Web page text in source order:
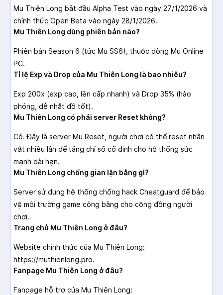
Mu Thiên Long bắt đầu Alpha Test vào ngày 27/1/2026 và
chính thức Open Beta vào ngày 28/1/2026.
Mu Thiên Long dùng phiên bản nào?
Phiên bản Season 6 (tức Mu SS6), thuộc dòng Mu Online
PC.
Tỉ lệ Exp và Drop của Mu Thiên Long là bao nhiêu?
Exp 200x (exp cao, lên cấp nhanh) và Drop 35% (hào
phóng, dễ nhặt đồ tốt).
Mu Thiên Long có phải server Reset không?
Có. Đây là server Mu Reset, người chơi có thể reset nhân
vật nhiều lần để tăng chỉ số cố định cho hệ thống sức
mạnh dài hạn.
Mu Thiên Long chống gian lận bằng gì?
Server sử dụng hệ thống chống hack Cheatguard để bảo
vệ môi trường game công bằng cho cộng đồng người
chơi.
Trang chủ Mu Thiên Long ở đâu?
Website chính thức của Mu Thiên Long:
https://muthienlong.pro.
Fanpage Mu Thiên Long ở đâu?
Fanpage hỗ trợ của Mu Thiên Long: